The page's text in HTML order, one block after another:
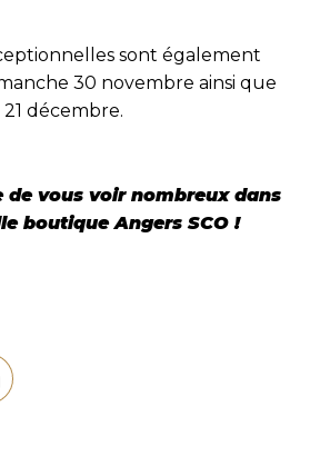
sont également
30 novembre ainsi que
21 décembre.
de vous voir nombreux dans
boutique Angers SCO !